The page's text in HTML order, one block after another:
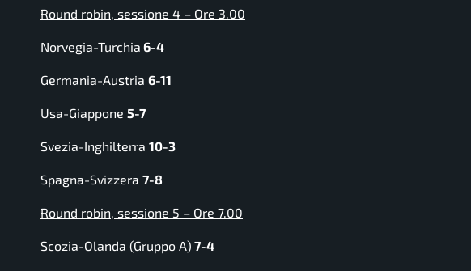
Round robin, sessione 4 – Ore 3.00
Norvegia-Turchia 6-4
Germania-Austria 6-11
Usa-Giappone 5-7
Svezia-Inghilterra 10-3
Spagna-Svizzera 7-8
Round robin, sessione 5 – Ore 7.00
Scozia-Olanda (Gruppo A) 7-4